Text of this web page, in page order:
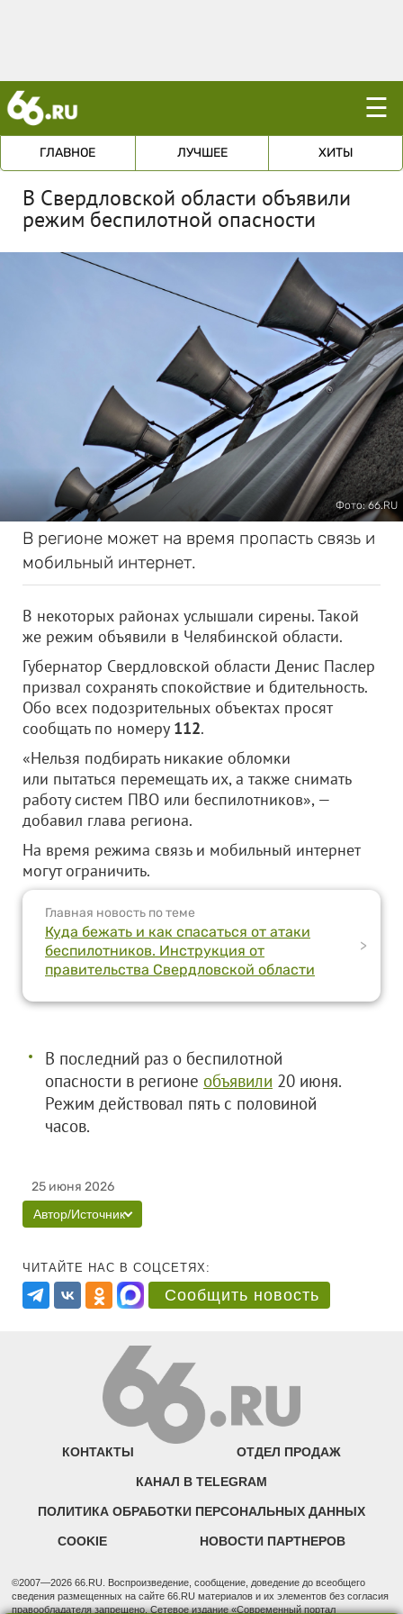
☰
ГЛАВНОЕ ЛУЧШЕЕ ХИТЫ
В Свердловской области объявили
режим беспилотной опасности
Фото: 66.RU
В регионе может на время пропасть связь и
мобильный интернет.
В некоторых районах услышали сирены. Такой
же режим объявили в Челябинской области.
Губернатор Свердловской области Денис Паслер
призвал сохранять спокойствие и бдительность.
Обо всех подозрительных объектах просят
сообщать по номеру 112.
«Нельзя подбирать никакие обломки
или пытаться перемещать их, а также снимать
работу систем ПВО или беспилотников», —
добавил глава региона.
На время режима связь и мобильный интернет
могут ограничить.
Главная новость по теме
Куда бежать и как спасаться от атаки
беспилотников. Инструкция от
правительства Свердловской области
>
В последний раз о беспилотной
опасности в регионе объявили 20 июня.
Режим действовал пять с половиной
часов.
25 июня 2026
Автор/Источник
ЧИТАЙТЕ НАС В СОЦСЕТЯХ:
Сообщить новость
КОНТАКТЫ ОТДЕЛ ПРОДАЖ
КАНАЛ В TELEGRAM
ПОЛИТИКА ОБРАБОТКИ ПЕРСОНАЛЬНЫХ ДАННЫХ
COOKIE НОВОСТИ ПАРТНЕРОВ
©2007—2026 66.RU. Воспроизведение, сообщение, доведение до всеобщего
сведения размещенных на сайте 66.RU материалов и их элементов без согласия
правообладателя запрещено. Сетевое издание «Современный портал